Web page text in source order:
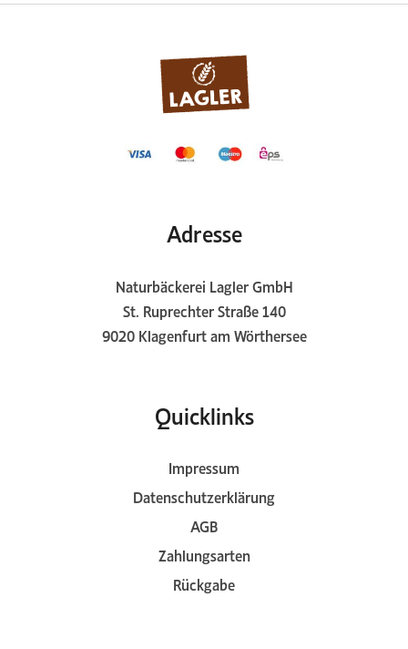
Adresse
Naturbäckerei Lagler GmbH
St. Ruprechter Straße 140
9020 Klagenfurt am Wörthersee
Quicklinks
Impressum
Datenschutzerklärung
AGB
Zahlungsarten
Rückgabe